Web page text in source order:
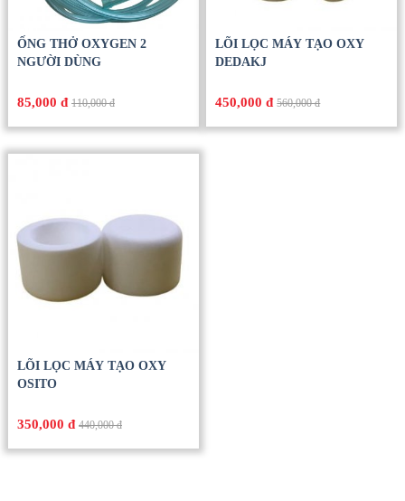
ỐNG THỞ OXYGEN 2
NGƯỜI DÙNG
85,000 đ 110,000 đ
LÕI LỌC MÁY TẠO OXY
DEDAKJ
450,000 đ 560,000 đ
LÕI LỌC MÁY TẠO OXY
OSITO
350,000 đ 440,000 đ